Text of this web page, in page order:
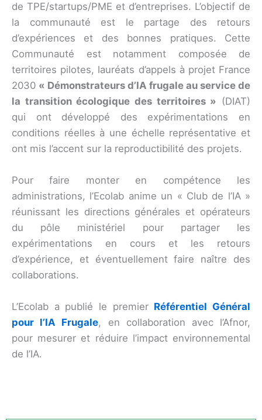
de TPE/startups/PME et d’entreprises. L’objectif de
la communauté est le partage des retours
d’expériences et des bonnes pratiques. Cette
Communauté est notamment composée de
territoires pilotes, lauréats d’appels à projet France
2030 « Démonstrateurs d’IA frugale au service de
la transition écologique des territoires » (DIAT)
qui ont développé des expérimentations en
conditions réelles à une échelle représentative et
ont mis l’accent sur la reproductibilité des projets.
Pour faire monter en compétence les
administrations, l’Ecolab anime un « Club de l’IA »
réunissant les directions générales et opérateurs
du pôle ministériel pour partager les
expérimentations en cours et les retours
d’expérience, et éventuellement faire naître des
collaborations.
L’Ecolab a publié le premier Référentiel Général
pour l’IA Frugale, en collaboration avec l’Afnor,
pour mesurer et réduire l’impact environnemental
de l’IA.